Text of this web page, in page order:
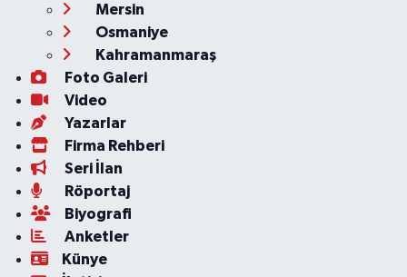
Mersin
Osmaniye
Kahramanmaraş
Foto Galeri
Video
Yazarlar
Firma Rehberi
Seri İlan
Röportaj
Biyografi
Anketler
Künye